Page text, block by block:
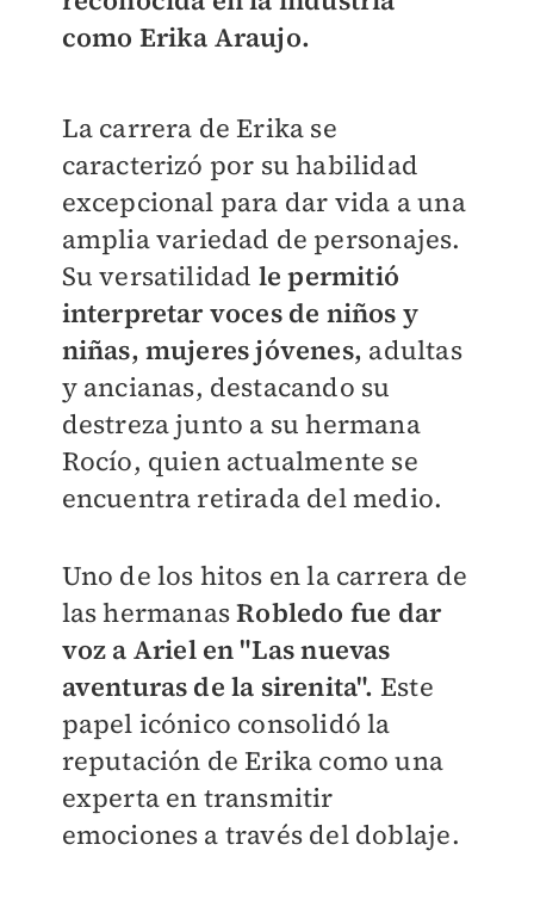
como Erika Araujo.
La carrera de Erika se
caracterizó por su habilidad
excepcional para dar vida a una
amplia variedad de personajes.
Su versatilidad le permitió
interpretar voces de niños y
niñas, mujeres jóvenes, adultas
y ancianas, destacando su
destreza junto a su hermana
Rocío, quien actualmente se
encuentra retirada del medio.
Uno de los hitos en la carrera de
las hermanasRobledo fue dar
voz a Ariel en "Las nuevas
aventuras de la sirenita". Este
papel icónico consolidó la
reputación de Erika como una
experta en transmitir
emociones a través del doblaje.